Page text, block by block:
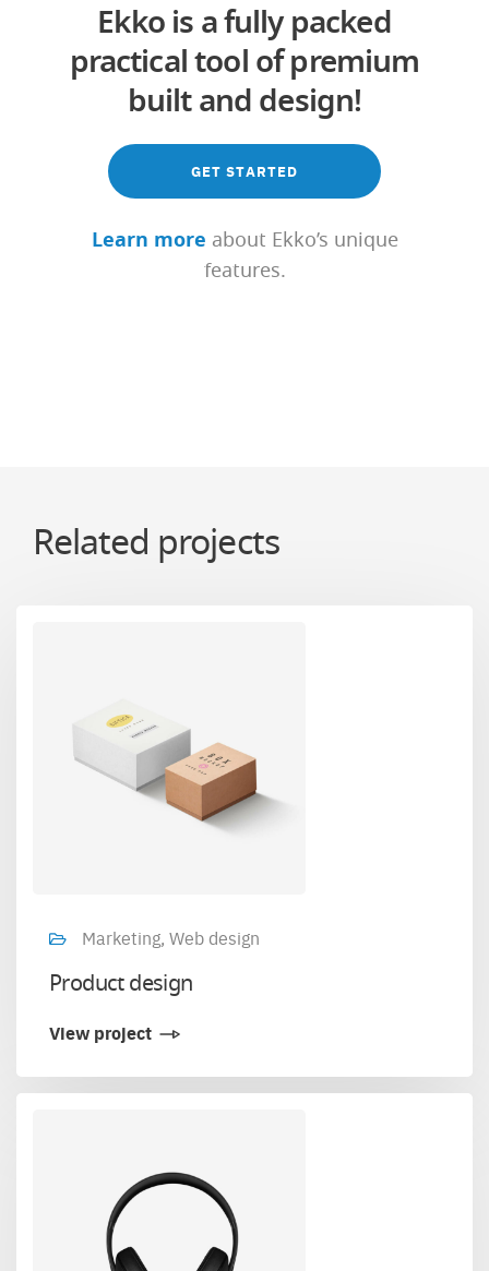
Ekko is a fully packed
practical tool of premium
built and design!
GET STARTED
Learn more about Ekko’s unique
features.
Related projects
Marketing, Web design
Product design
View project